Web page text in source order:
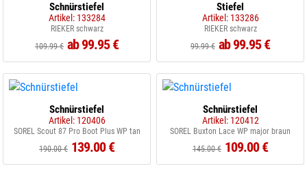
Schnürstiefel
Artikel: 133284
RIEKER schwarz
109.99 € ab 99.95 €
Stiefel
Artikel: 133286
RIEKER schwarz
99.99 € ab 99.95 €
Schnürstiefel
Artikel: 120406
SOREL Scout 87 Pro Boot Plus WP tan
190.00 € 139.00 €
Schnürstiefel
Artikel: 120412
SOREL Buxton Lace WP major braun
145.00 € 109.00 €